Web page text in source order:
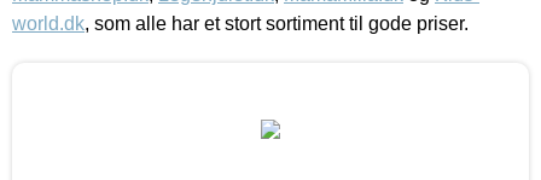
world.dk, som alle har et stort sortiment til gode priser.